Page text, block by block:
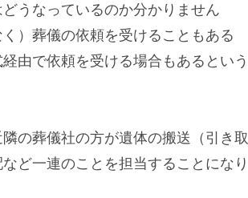
うなっているのか分かりません
）葬儀の依頼を受けることもある
由で依頼を受ける場合もあるという
の葬儀社の方が遺体の搬送（引き取
ど一連のことを担当することになり